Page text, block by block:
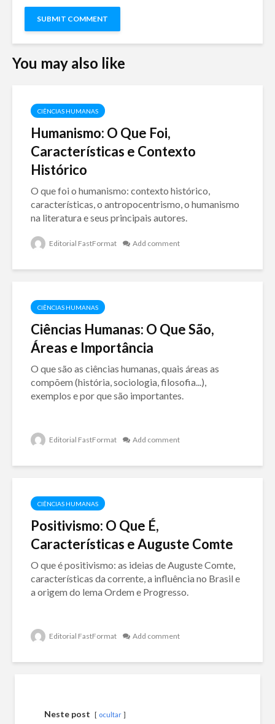
You may also like
CIÊNCIAS HUMANAS
Humanismo: O Que Foi,
Características e Contexto
Histórico
O que foi o humanismo: contexto histórico,
características, o antropocentrismo, o humanismo
na literatura e seus principais autores.
Editorial FastFormat Add comment
CIÊNCIAS HUMANAS
Ciências Humanas: O Que São,
Áreas e Importância
O que são as ciências humanas, quais áreas as
compõem (história, sociologia, filosofia...),
exemplos e por que são importantes.
Editorial FastFormat Add comment
CIÊNCIAS HUMANAS
Positivismo: O Que É,
Características e Auguste Comte
O que é positivismo: as ideias de Auguste Comte,
características da corrente, a influência no Brasil e
a origem do lema Ordem e Progresso.
Editorial FastFormat Add comment
Neste post ocultar